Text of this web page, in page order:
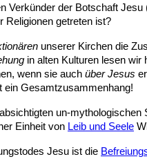
Verkünder der Botschaft
Religionen getreten ist?
unserer Kirchen die
in alten Kulturen lesen
wenn sie auch über Jesus
ein Gesamtzusammenhang!
un-mythologischen
Einheit von Leib und Seele
Jesu ist die